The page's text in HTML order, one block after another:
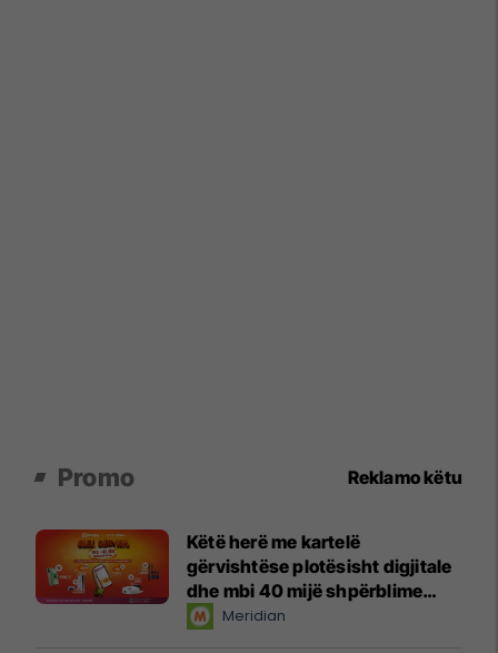
Promo Reklamo këtu
Këtë herë me kartelë
gërvishtëse plotësisht digjitale
dhe mbi 40 mijë shpërblime
instant!Meridian